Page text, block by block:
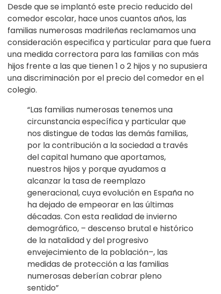
Desde que se implantó este precio reducido del
comedor escolar, hace unos cuantos años, las
familias numerosas madrileñas reclamamos una
consideración especifica y particular para que fuera
una medida correctora para las familias con más
hijos frente a las que tienen 1 o 2 hijos y no supusiera
una discriminación por el precio del comedor en el
colegio.
“Las familias numerosas tenemos una
circunstancia específica y particular que
nos distingue de todas las demás familias,
por la contribución a la sociedad a través
del capital humano que aportamos,
nuestros hijos y porque ayudamos a
alcanzar la tasa de reemplazo
generacional, cuya evolución en España no
ha dejado de empeorar en las últimas
décadas. Con esta realidad de invierno
demográfico, – descenso brutal e histórico
de la natalidad y del progresivo
envejecimiento de la población–, las
medidas de protección a las familias
numerosas deberían cobrar pleno
sentido”